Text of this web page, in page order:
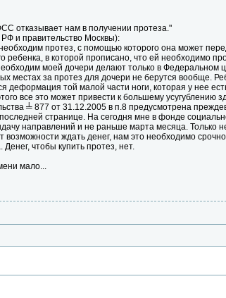
отказывает нам в получении протеза."
и правительство Москвы):
протез, с помощью которого она может
в которой прописано, что ей необходимо
моей дочери делают только в Федеральном
местах за протез для дочери не берутся вообще.
той малой части ноги, которая у нее
все это может привести к большему
╧ 877 от 31.12.2005 в п.8 предусмотрена
странице. На сегодня мне в фонде
направлений и не раньше марта месяца. Только
ждать денег, нам это необходимо
чтобы купить протез, нет.
мало...